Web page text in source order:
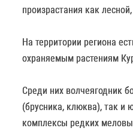
произрастания как
На территории региона
охраняемым растениям
Среди них волчеягодник
(брусника, клюква), так и
комплексы редких